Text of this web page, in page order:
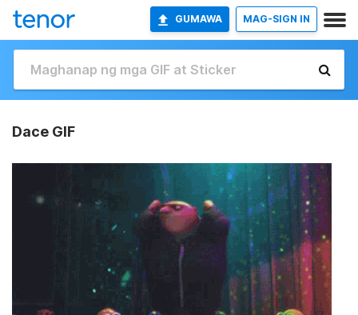
GUMAWA MAG-SIGN IN
Dace GIF